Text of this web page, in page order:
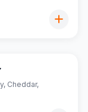
Cheddar,